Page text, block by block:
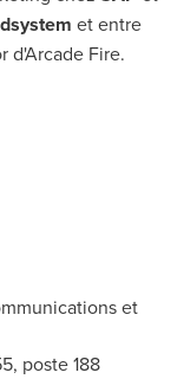
et entre
d'Arcade Fire.
et
poste 188